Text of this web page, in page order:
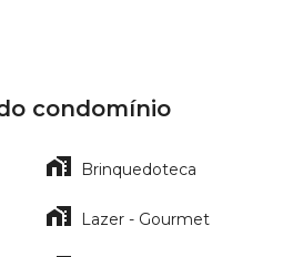
condomínio
Brinquedoteca
Lazer - Gourmet